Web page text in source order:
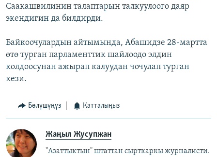
Саакашвилинин талаптарын талкуулоого даяр
экендигин да билдирди.
Байкоочулардын айтымында, Абашидзе 28-мартта
өтө турган парламенттик шайлоодо элдин
колдоосунан ажырап калуудан чочулап турган
кези.
Бөлүшүңүз Катталыңыз
Жаңыл Жусупжан
"Азаттыктын" штаттан сырткаркы журналисти.